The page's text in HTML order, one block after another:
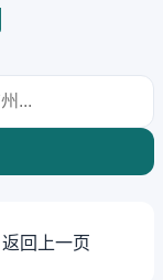
返回上一页